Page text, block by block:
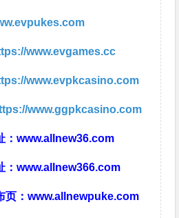
www.evgames.cc
www.evpkcasino.com
www.ggpkcasino.com
：www.allnew36.com
：www.allnew366.com
页：www.allnewpuke.com